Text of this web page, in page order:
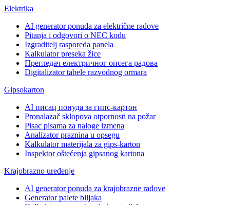
Elektrika
AI generator ponuda za električne radove
Pitanja i odgovori o NEC kodu
Izgraditelj rasporeda panela
Kalkulator preseka žice
Прегледач електричног опсега радова
Digitalizator tabele razvodnog ormara
Gipsokarton
AI писац понуда за гипс-картон
Pronalazač sklopova otpornosti na požar
Pisac pisama za naloge izmena
Analizator praznina u opsegu
Kalkulator materijala za gips-karton
Inspektor oštećenja gipsanog kartona
Krajobrazno uređenje
AI generator ponuda za krajobrazne radove
Generator palete biljaka